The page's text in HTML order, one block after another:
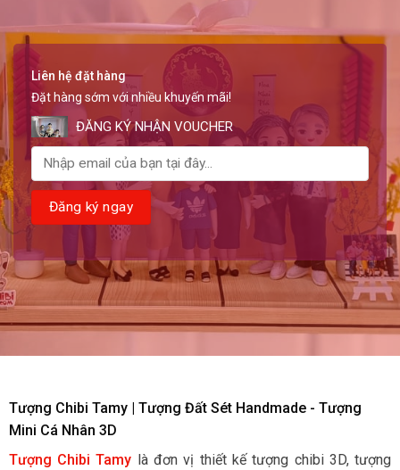
Liên hệ đặt hàng
Đặt hàng sớm với nhiều khuyến mãi!
ĐĂNG KÝ NHẬN VOUCHER
Tượng Chibi Tamy | Tượng Đất Sét Handmade - Tượng
Mini Cá Nhân 3D
Tượng Chibi Tamy là đơn vị thiết kế tượng chibi 3D, tượng